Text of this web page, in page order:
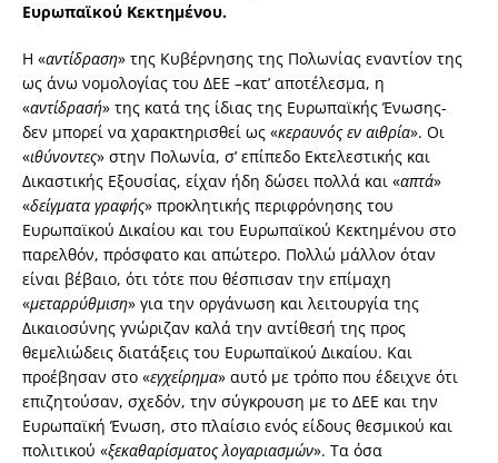
Ευρωπαϊκού Κεκτημένου.
Η «αντίδραση» της Κυβέρνησης της Πολωνίας εναντίον της
ως άνω νομολογίας του ΔΕΕ –κατ’ αποτέλεσμα, η
«αντίδρασή» της κατά της ίδιας της Ευρωπαϊκής Ένωσης-
δεν μπορεί να χαρακτηρισθεί ως «κεραυνός εν αιθρία». Οι
«ιθύνοντες» στην Πολωνία, σ’ επίπεδο Εκτελεστικής και
Δικαστικής Εξουσίας, είχαν ήδη δώσει πολλά και «απτά»
«δείγματα γραφής» προκλητικής περιφρόνησης του
Ευρωπαϊκού Δικαίου και του Ευρωπαϊκού Κεκτημένου στο
παρελθόν, πρόσφατο και απώτερο. Πολλώ μάλλον όταν
είναι βέβαιο, ότι τότε που θέσπισαν την επίμαχη
«μεταρρύθμιση» για την οργάνωση και λειτουργία της
Δικαιοσύνης γνώριζαν καλά την αντίθεσή της προς
θεμελιώδεις διατάξεις του Ευρωπαϊκού Δικαίου. Και
προέβησαν στο «εγχείρημα» αυτό με τρόπο που έδειχνε ότι
επιζητούσαν, σχεδόν, την σύγκρουση με το ΔΕΕ και την
Ευρωπαϊκή Ένωση, στο πλαίσιο ενός είδους θεσμικού και
πολιτικού «ξεκαθαρίσματος λογαριασμών». Τα όσα